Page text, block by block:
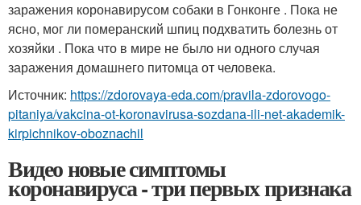
заражения коронавирусом собаки в Гонконге . Пока не
ясно, мог ли померанский шпиц подхватить болезнь от
хозяйки . Пока что в мире не было ни одного случая
заражения домашнего питомца от человека.
Источник: https://zdorovaya-eda.com/pravila-zdorovogo-
pitaniya/vakcina-ot-koronavirusa-sozdana-ili-net-akademik-
kirpichnikov-oboznachil
Видео новые симптомы
коронавируса - три первых признака